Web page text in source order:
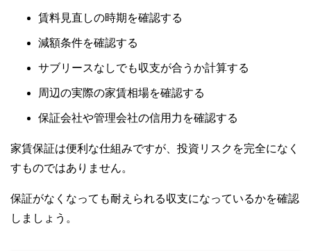
賃料見直しの時期を確認する
減額条件を確認する
サブリースなしでも収支が合うか計算する
周辺の実際の家賃相場を確認する
保証会社や管理会社の信用力を確認する
家賃保証は便利な仕組みですが、投資リスクを完全になく
すものではありません。
保証がなくなっても耐えられる収支になっているかを確認
しましょう。